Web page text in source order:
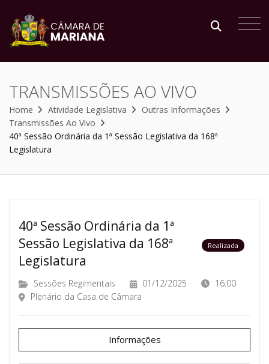
TRANSMISSÕES AO VIVO
Home Atividade Legislativa
Outras Informações
Transmissões Ao Vivo
40ª Sessão Ordinária da 1ª Sessão Legislativa da 168ª
Legislatura
40ª Sessão Ordinária da 1ª
Sessão Legislativa da 168ª
Legislatura
Realizada
Sessões Regimentais 01/12/2025
16:00
Plenário da Casa de Câmara
Informações